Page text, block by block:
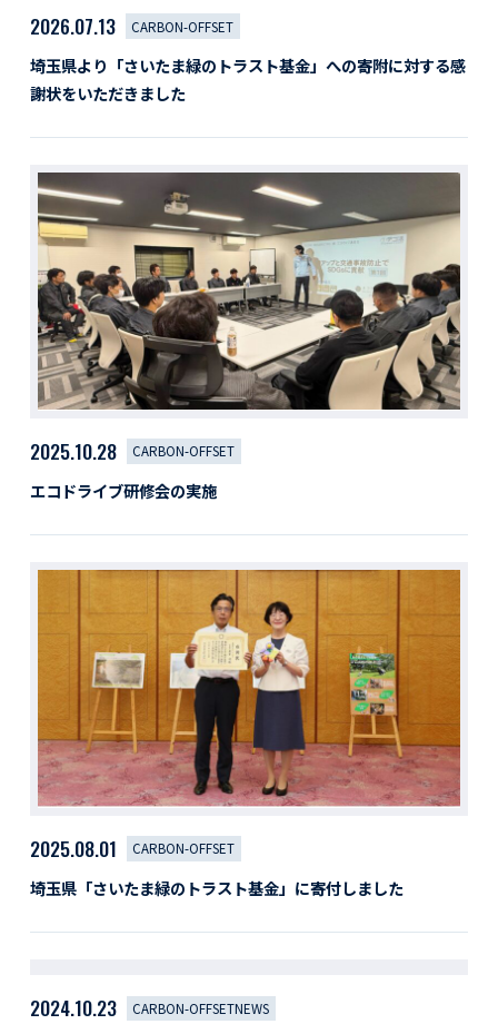
Social link
サイト内検索
2026.07.13 CARBON-OFFSET
埼玉県より「さいたま緑のトラスト基金」への寄附に対する感
謝状をいただきました
2025.10.28 CARBON-OFFSET
エコドライブ研修会の実施
2025.08.01 CARBON-OFFSET
埼玉県「さいたま緑のトラスト基金」に寄付しました
2024.10.23 CARBON-OFFSETNEWS